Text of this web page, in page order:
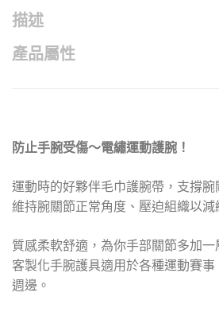
描述
產品屬性
防止手腕受傷～電繡運動護腕！
運動時的好夥伴毛巾護腕帶，支撐腕
維持腕關節正常角度、壓迫組織以減
質感柔軟舒適，為你手部關節多加一
客製化手腕護具適用於各種運動賽
週邊。